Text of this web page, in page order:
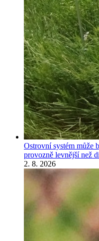
Ostrovní systém může
provozně levnější než
2. 8. 2026